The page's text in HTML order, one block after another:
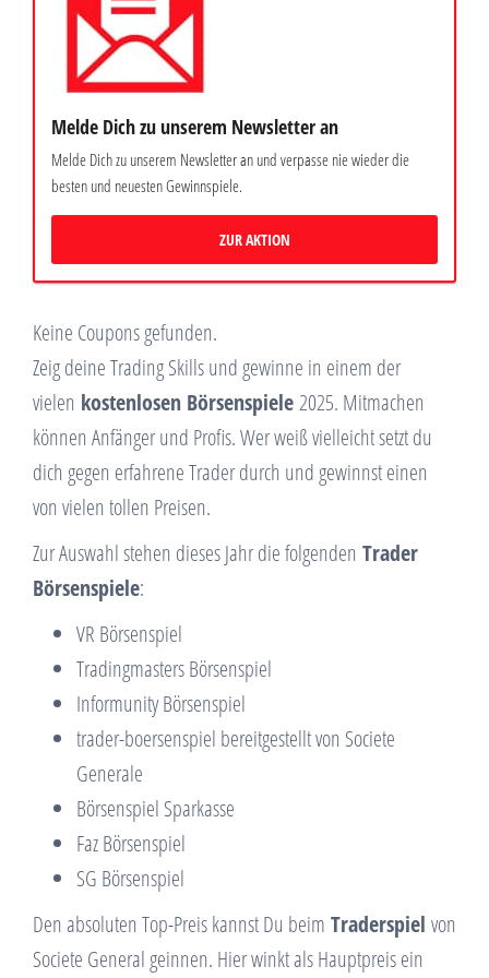
Melde Dich zu unserem Newsletter an
Melde Dich zu unserem Newsletter an und verpasse nie wieder die
besten und neuesten Gewinnspiele.
ZUR AKTION
Keine Coupons gefunden.
Zeig deine Trading Skills und gewinne in einem der
vielen kostenlosen Börsenspiele2025. Mitmachen
können Anfänger und Profis. Wer weiß vielleicht setzt du
dich gegen erfahrene Trader durch und gewinnst einen
von vielen tollen Preisen.
Zur Auswahl stehen dieses Jahr die folgenden Trader
Börsenspiele:
VR Börsenspiel
Tradingmasters Börsenspiel
Informunity Börsenspiel
trader-boersenspiel bereitgestellt von Societe
Generale
Börsenspiel Sparkasse
Faz Börsenspiel
SG Börsenspiel
Den absoluten Top-Preis kannst Du beim Traderspiel von
Societe General geinnen. Hier winkt als Hauptpreis ein